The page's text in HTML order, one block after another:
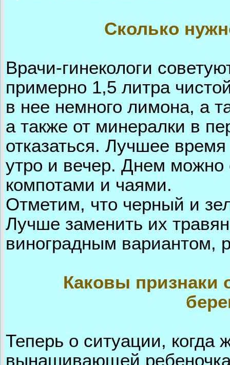
Сколько
Врачи-гинекологи
примерно 1,5 литра
в нее немного лимона, а
а также от минералки в
отказаться. Лучшее
утро и вечер. Днем можно
компотами и чаями.
Отметим, что черный и
Лучше заменить их
виноградным вариантом,
Каковы признаки
Теперь о ситуации,
вынашивающей